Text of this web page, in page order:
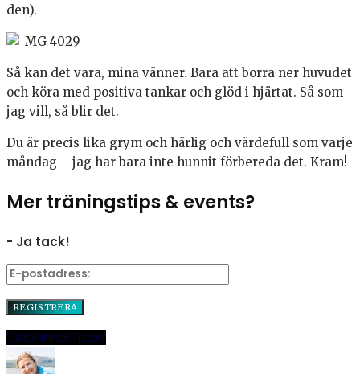
den).
Så kan det vara, mina vänner. Bara att borra ner huvudet
och köra med positiva tankar och glöd i hjärtat. Så som
jag vill, så blir det.
Du är precis lika grym och härlig och värdefull som varje
måndag – jag har bara inte hunnit förbereda det. Kram!
Mer träningstips & events?
- Ja tack!
DelaPinnaE-post